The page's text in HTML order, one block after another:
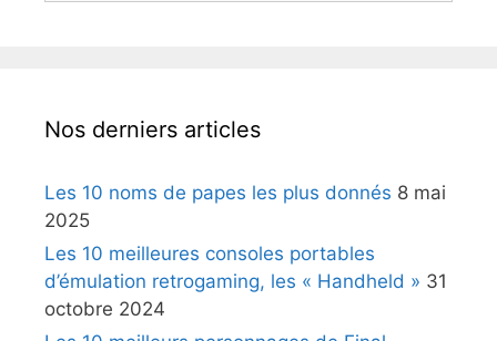
Nos derniers articles
Les 10 noms de papes les plus donnés 8 mai
2025
Les 10 meilleures consoles portables
d’émulation retrogaming, les « Handheld » 31
octobre 2024